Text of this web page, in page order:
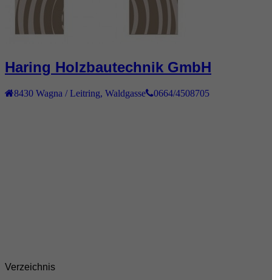
Haring Holzbautechnik GmbH
8430 Wagna / Leitring Waldgasse 0664/4508705
Verzeichnis